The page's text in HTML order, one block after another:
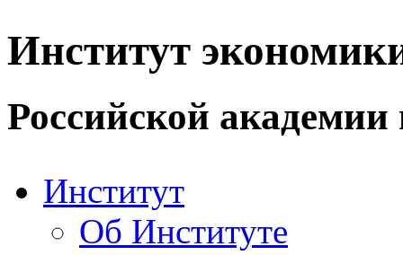
Институт
Российской академии
Институт
Об Институте